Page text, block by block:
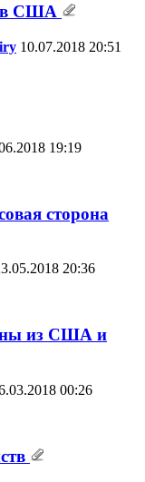
в США
10.07.2018 20:51
19:19
сторона
20:36
из США и
00:26